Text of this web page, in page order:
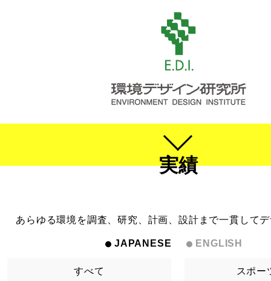
実績
あらゆる環境を調査、研究、計画、設計まで一貫して
JAPANESE ENGLISH
すべて スポー